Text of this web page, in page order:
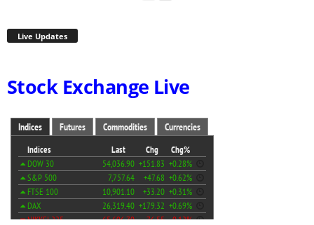
Live Updates
Stock Exchange Live